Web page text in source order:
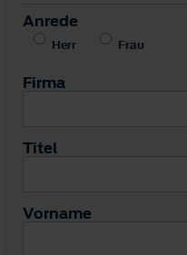
Anrede
Herr Frau
Firma
Titel
Vorname